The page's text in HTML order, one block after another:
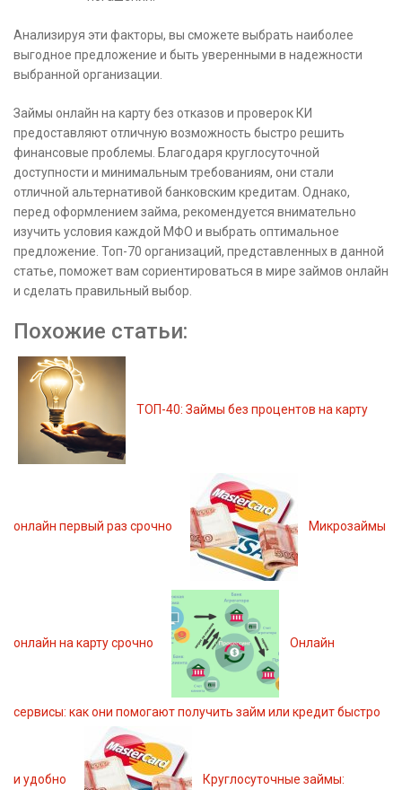
Анализируя эти факторы, вы сможете выбрать наиболее
выгодное предложение и быть уверенными в надежности
выбранной организации.
Займы онлайн на карту без отказов и проверок КИ
предоставляют отличную возможность быстро решить
финансовые проблемы. Благодаря круглосуточной
доступности и минимальным требованиям, они стали
отличной альтернативой банковским кредитам. Однако,
перед оформлением займа, рекомендуется внимательно
изучить условия каждой МФО и выбрать оптимальное
предложение. Топ-70 организаций, представленных в данной
статье, поможет вам сориентироваться в мире займов онлайн
и сделать правильный выбор.
Похожие статьи:
ТОП-40: Займы без процентов на карту
онлайн первый раз срочно Микрозаймы
онлайн на карту срочно Онлайн
сервисы: как они помогают получить займ или кредит быстро
и удобно Круглосуточные займы: